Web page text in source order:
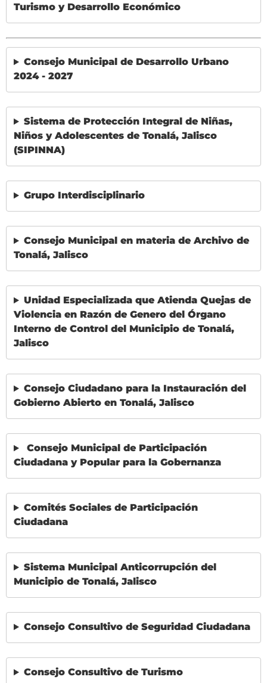
Turismo y Desarrollo Económico
Consejo Municipal de Desarrollo Urbano
2024 - 2027
Sistema de Protección Integral de Niñas,
Niños y Adolescentes de Tonalá, Jalisco
(SIPINNA)
Grupo Interdisciplinario
Consejo Municipal en materia de Archivo de
Tonalá, Jalisco
Unidad Especializada que Atienda Quejas de
Violencia en Razón de Genero del Órgano
Interno de Control del Municipio de Tonalá,
Jalisco
Consejo Ciudadano para la Instauración del
Gobierno Abierto en Tonalá, Jalisco
Consejo Municipal de Participación
Ciudadana y Popular para la Gobernanza
Comités Sociales de Participación
Ciudadana
Sistema Municipal Anticorrupción del
Municipio de Tonalá, Jalisco
Consejo Consultivo de Seguridad Ciudadana
Consejo Consultivo de Turismo